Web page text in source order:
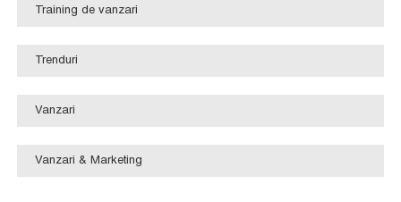
Training de vanzari
Trenduri
Vanzari
Vanzari & Marketing